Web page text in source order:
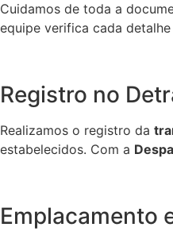
Cuidamos de toda a
equipe verifica cada
Registro no
Realizamos o registro da
estabelecidos. Com a
Emplacamento